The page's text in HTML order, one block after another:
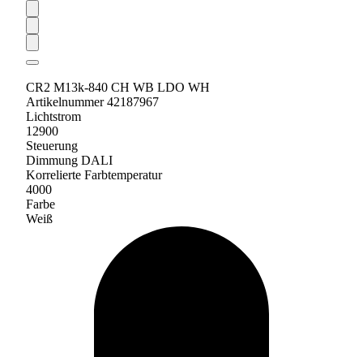
CR2 M13k-840 CH WB LDO WH
Artikelnummer 42187967
Lichtstrom
12900
Steuerung
Dimmung DALI
Korrelierte Farbtemperatur
4000
Farbe
Weiß